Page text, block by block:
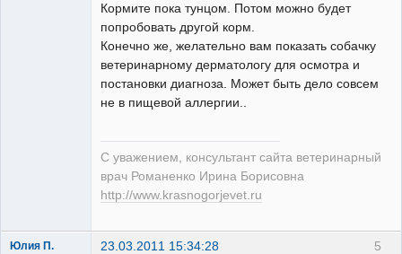
Кормите пока тунцом. Потом можно будет
попробовать другой корм.
Конечно же, желательно вам показать собачку
ветеринарному дерматологу для осмотра и
постановки диагноза. Может быть дело совсем
не в пищевой аллергии..
С уважением, консультант сайта ветеринарный
врач Романенко Ирина Борисовна
http://www.krasnogorjevet.ru
5
Юлия П. 23.03.2011 15:34:28